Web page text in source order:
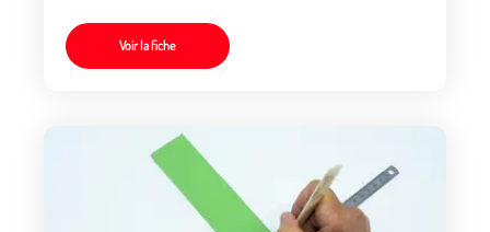
Voir la fiche